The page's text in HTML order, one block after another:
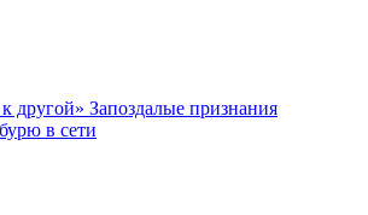
другой» Запоздалые признания
в сети